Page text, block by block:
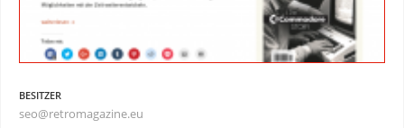
BESITZER
seo@retromagazine.eu